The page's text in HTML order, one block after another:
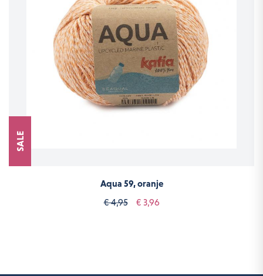
SALE
Aqua 59, oranje
€ 4,95
€ 3,96